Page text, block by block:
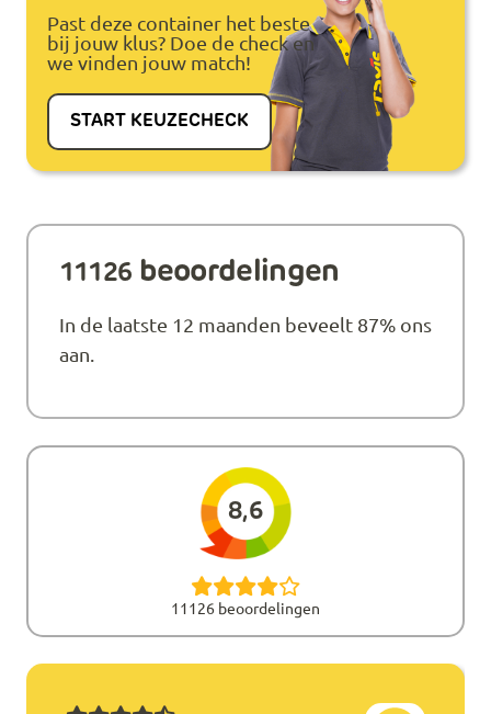
Past deze container het beste
bij jouw klus? Doe de check en
we vinden jouw match!
START KEUZECHECK
11126 beoordelingen
In de laatste 12 maanden beveelt 87% ons
aan.
8,6
11126 beoordelingen